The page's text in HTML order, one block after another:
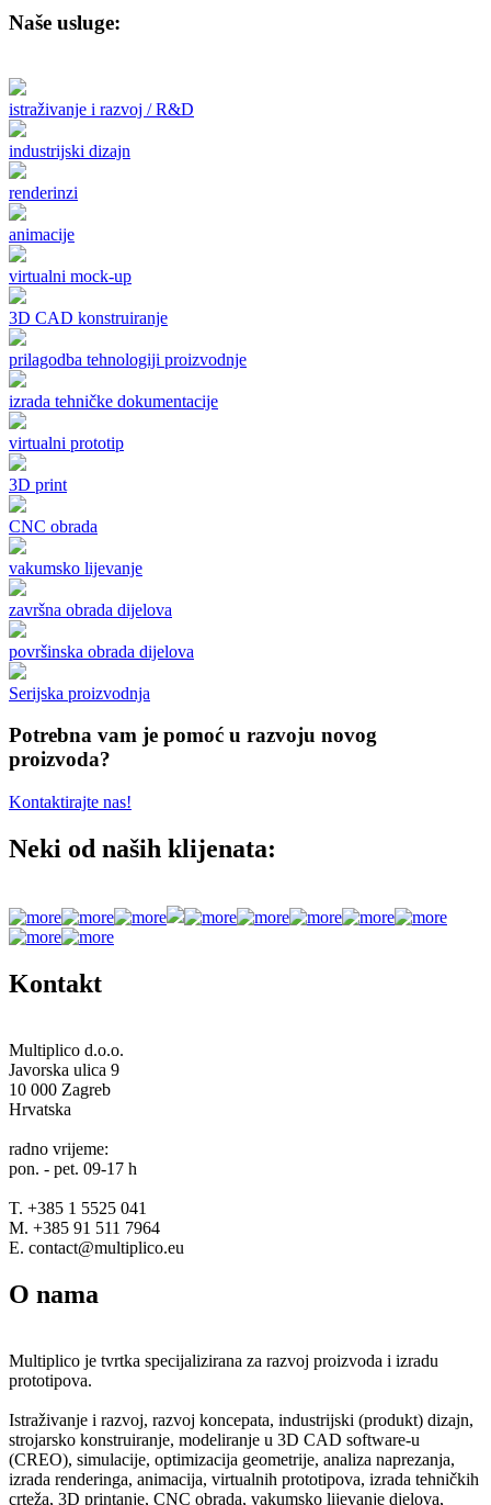
Naše usluge:
istraživanje i razvoj / R&D
industrijski dizajn
renderinzi
animacije
virtualni mock-up
3D CAD konstruiranje
prilagodba tehnologiji proizvodnje
izrada tehničke dokumentacije
virtualni prototip
3D print
CNC obrada
vakumsko lijevanje
završna obrada dijelova
površinska obrada dijelova
Serijska proizvodnja
Potrebna vam je pomoć u razvoju novog
proizvoda?
Kontaktirajte nas!
Neki od naših klijenata:
Kontakt
Multiplico d.o.o.
Javorska ulica 9
10 000 Zagreb
Hrvatska
radno vrijeme:
pon. - pet. 09-17 h
T. +385 1 5525 041
M. +385 91 511 7964
E. contact@multiplico.eu
O nama
Multiplico je tvrtka specijalizirana za razvoj proizvoda i izradu
prototipova.
Istraživanje i razvoj, razvoj koncepata, industrijski (produkt) dizajn,
strojarsko konstruiranje, modeliranje u 3D CAD software-u
(CREO), simulacije, optimizacija geometrije, analiza naprezanja,
izrada renderinga, animacija, virtualnih prototipova, izrada tehničkih
crteža, 3D printanje, CNC obrada, vakumsko lijevanje djelova,